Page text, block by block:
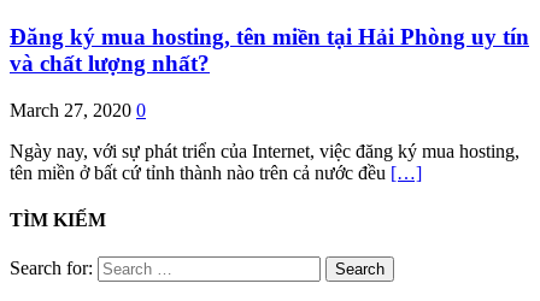
Đăng ký mua hosting, tên miền tại Hải Phòng uy tín
và chất lượng nhất?
March 27, 2020 0
Ngày nay, với sự phát triển của Internet, việc đăng ký mua hosting,
tên miền ở bất cứ tỉnh thành nào trên cả nước đều […]
TÌM KIẾM
Search for: